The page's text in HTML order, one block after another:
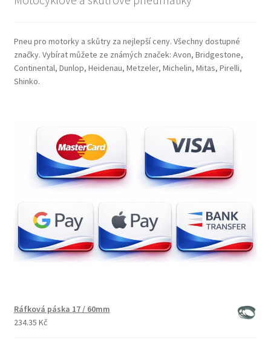
Pneu pro motorky a skůtry za nejlepší ceny. Všechny dostupné
značky. Vybírat můžete ze známých značek: Avon, Bridgestone,
Continental, Dunlop, Heidenau, Metzeler, Michelin, Mitas, Pirelli,
Shinko.
Ráfková páska 17 / 60mm
234.35 Kč